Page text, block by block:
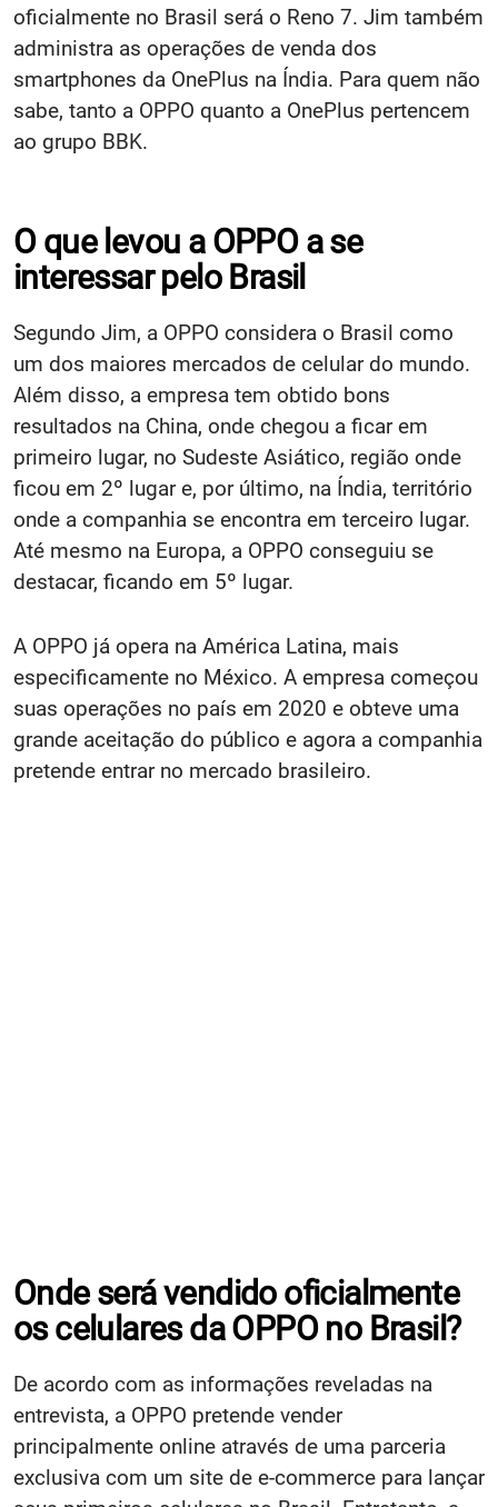
oficialmente no Brasil será o Reno 7. Jim também
administra as operações de venda dos
smartphones da OnePlus na Índia. Para quem não
sabe, tanto a OPPO quanto a OnePlus pertencem
ao grupo BBK.
O que levou a OPPO a se
interessar pelo Brasil
Segundo Jim, a OPPO considera o Brasil como
um dos maiores mercados de celular do mundo.
Além disso, a empresa tem obtido bons
resultados na China, onde chegou a ficar em
primeiro lugar, no Sudeste Asiático, região onde
ficou em 2º lugar e, por último, na Índia, território
onde a companhia se encontra em terceiro lugar.
Até mesmo na Europa, a OPPO conseguiu se
destacar, ficando em 5º lugar.
A OPPO já opera na América Latina, mais
especificamente no México. A empresa começou
suas operações no país em 2020 e obteve uma
grande aceitação do público e agora a companhia
pretende entrar no mercado brasileiro.
Onde será vendido oficialmente
os celulares da OPPO no Brasil?
De acordo com as informações reveladas na
entrevista, a OPPO pretende vender
principalmente online através de uma parceria
exclusiva com um site de e-commerce para lançar